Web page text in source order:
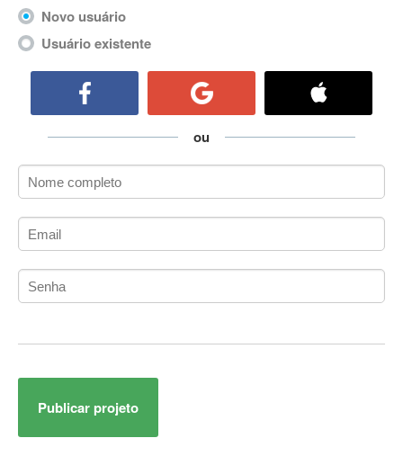
ActionScript 3
Active Directory
ActiveX Data Objects (ADO)
ADK
Administração Acadêmica
Administração de Artistas e Repertórios
Administração de Banco de Dados
Administração de Redes
Administrador de Sistemas
Adobe After Effects
Adobe AIR
Novo usuário
Usuário existente
ou
Publicar projeto